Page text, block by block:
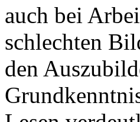
auch bei
schlechten
den